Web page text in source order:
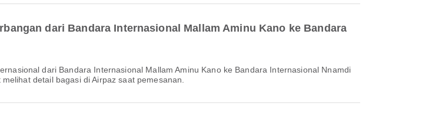
dari Bandara Internasional Mallam Aminu Kano ke Bandara
detail bagasi di Airpaz saat pemesanan.